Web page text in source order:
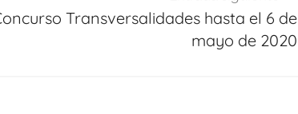
Transversalidades hasta el 6 de
mayo de 2020